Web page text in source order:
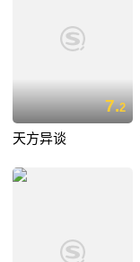
7.2
天方异谈